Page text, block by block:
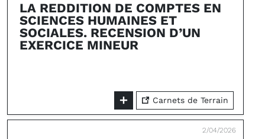
LA REDDITION DE COMPTES EN
SCIENCES HUMAINES ET
SOCIALES. RECENSION D’UN
EXERCICE MINEUR
Carnets de Terrain
2/04/2026